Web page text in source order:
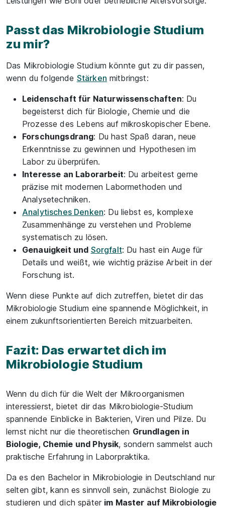
Passt das Mikrobiologie Studium
zu mir?
Das Mikrobiologie Studium könnte gut zu dir passen,
wenn du folgende Stärken mitbringst:
Leidenschaft für Naturwissenschaften: Du
begeisterst dich für Biologie, Chemie und die
Prozesse des Lebens auf mikroskopischer Ebene.
Forschungsdrang: Du hast Spaß daran, neue
Erkenntnisse zu gewinnen und Hypothesen im
Labor zu überprüfen.
Interesse an Laborarbeit: Du arbeitest gerne
präzise mit modernen Labormethoden und
Analysetechniken.
Analytisches Denken: Du liebst es, komplexe
Zusammenhänge zu verstehen und Probleme
systematisch zu lösen.
Genauigkeit und Sorgfalt: Du hast ein Auge für
Details und weißt, wie wichtig präzise Arbeit in der
Forschung ist.
Wenn diese Punkte auf dich zutreffen, bietet dir das
Mikrobiologie Studium eine spannende Möglichkeit, in
einem zukunftsorientierten Bereich mitzuarbeiten.
Fazit: Das erwartet dich im
Mikrobiologie Studium
Wenn du dich für die Welt der Mikroorganismen
interessierst, bietet dir das Mikrobiologie-Studium
spannende Einblicke in Bakterien, Viren und Pilze. Du
lernst nicht nur die theoretischen Grundlagen in
Biologie, Chemie und Physik, sondern sammelst auch
praktische Erfahrung in Laborpraktika.
Da es den Bachelor in Mikrobiologie in Deutschland nur
selten gibt, kann es sinnvoll sein, zunächst Biologie zu
studieren und dich später im Master auf Mikrobiologie